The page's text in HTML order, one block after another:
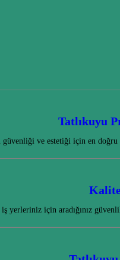
Tatlıkuyu
güvenliği ve estetiği için en
iş yerleriniz için aradığınız